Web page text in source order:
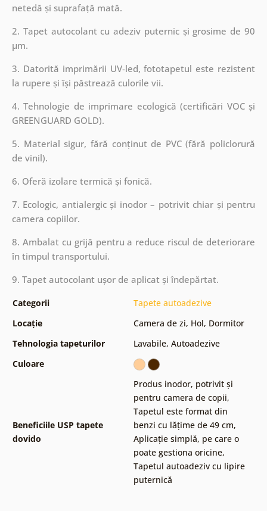
netedă și suprafață mată.
2. Tapet autocolant cu adeziv puternic și grosime de 90
µm.
3. Datorită imprimării UV-led, fototapetul este rezistent
la rupere și își păstrează culorile vii.
4. Tehnologie de imprimare ecologică (certificări VOC și
GREENGUARD GOLD).
5. Material sigur, fără conținut de PVC (fără policlorură
de vinil).
6. Oferă izolare termică și fonică.
7. Ecologic, antialergic și inodor – potrivit chiar și pentru
camera copiilor.
8. Ambalat cu grijă pentru a reduce riscul de deteriorare
în timpul transportului.
9. Tapet autocolant ușor de aplicat și îndepărtat.
Categorii
Tapete autoadezive
Locație
Camera de zi, Hol, Dormitor
Tehnologia tapeturilor
Lavabile, Autoadezive
Culoare
Beneficiile USP tapete
dovido
Produs inodor, potrivit și
pentru camera de copii,
Tapetul este format din
benzi cu lățime de 49 cm,
Aplicație simplă, pe care o
poate gestiona oricine,
Tapetul autoadeziv cu lipire
puternică